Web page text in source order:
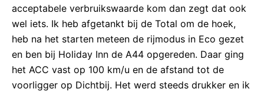
acceptabele verbruikswaarde kom dan zegt dat ook
wel iets. Ik heb afgetankt bij de Total om de hoek,
heb na het starten meteen de rijmodus in Eco gezet
en ben bij Holiday Inn de A44 opgereden. Daar ging
het ACC vast op 100 km/u en de afstand tot de
voorligger op Dichtbij. Het werd steeds drukker en ik